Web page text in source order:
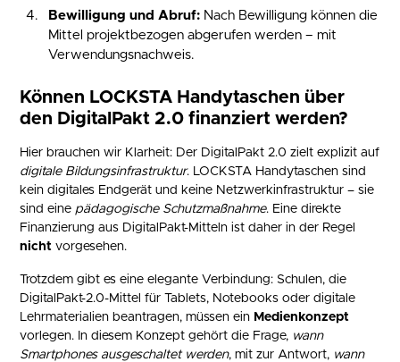
Bewilligung und Abruf: Nach Bewilligung können die
Mittel projektbezogen abgerufen werden – mit
Verwendungsnachweis.
Können LOCKSTA Handytaschen über
den DigitalPakt 2.0 finanziert werden?
Hier brauchen wir Klarheit: Der DigitalPakt 2.0 zielt explizit auf
digitale Bildungsinfrastruktur. LOCKSTA Handytaschen sind
kein digitales Endgerät und keine Netzwerkinfrastruktur – sie
sind eine pädagogische Schutzmaßnahme. Eine direkte
Finanzierung aus DigitalPakt-Mitteln ist daher in der Regel
nicht vorgesehen.
Trotzdem gibt es eine elegante Verbindung: Schulen, die
DigitalPakt-2.0-Mittel für Tablets, Notebooks oder digitale
Lehrmaterialien beantragen, müssen ein Medienkonzept
vorlegen. In diesem Konzept gehört die Frage, wann
Smartphones ausgeschaltet werden, mit zur Antwort, wann